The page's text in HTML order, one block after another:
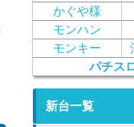
かぐや様
モンハン
モンキー
パチス
新台一覧